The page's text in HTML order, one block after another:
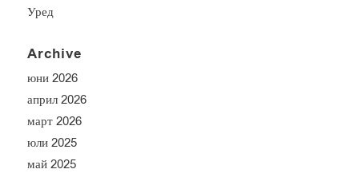
Уред
Archive
юни 2026
април 2026
март 2026
юли 2025
май 2025